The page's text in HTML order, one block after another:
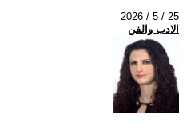
2026 / 5 / 25
الادب والفن